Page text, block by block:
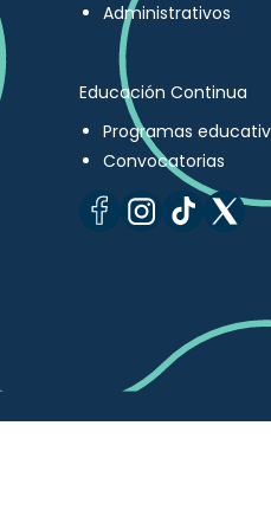
Administrativos
Educación Continua
Programas
Convocatorias